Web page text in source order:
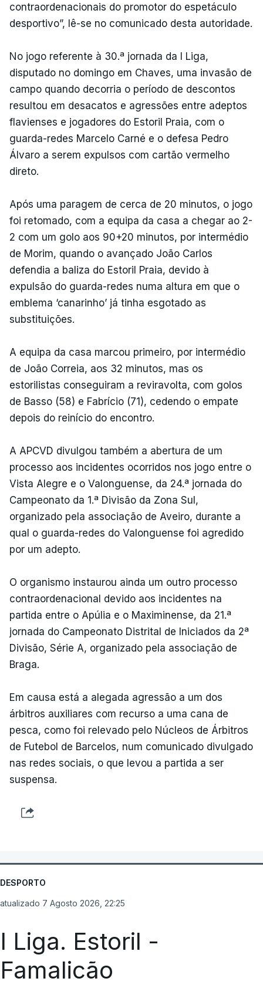
contraordenacionais do promotor do espetáculo
desportivo”, lê-se no comunicado desta autoridade.
No jogo referente à 30.ª jornada da I Liga,
disputado no domingo em Chaves, uma invasão de
campo quando decorria o período de descontos
resultou em desacatos e agressões entre adeptos
flavienses e jogadores do Estoril Praia, com o
guarda-redes Marcelo Carné e o defesa Pedro
Álvaro a serem expulsos com cartão vermelho
direto.
Após uma paragem de cerca de 20 minutos, o jogo
foi retomado, com a equipa da casa a chegar ao 2-
2 com um golo aos 90+20 minutos, por intermédio
de Morim, quando o avançado João Carlos
defendia a baliza do Estoril Praia, devido à
expulsão do guarda-redes numa altura em que o
emblema ‘canarinho’ já tinha esgotado as
substituições.
A equipa da casa marcou primeiro, por intermédio
de João Correia, aos 32 minutos, mas os
estorilistas conseguiram a reviravolta, com golos
de Basso (58) e Fabrício (71), cedendo o empate
depois do reinício do encontro.
A APCVD divulgou também a abertura de um
processo aos incidentes ocorridos nos jogo entre o
Vista Alegre e o Valonguense, da 24.ª jornada do
Campeonato da 1.ª Divisão da Zona Sul,
organizado pela associação de Aveiro, durante a
qual o guarda-redes do Valonguense foi agredido
por um adepto.
O organismo instaurou ainda um outro processo
contraordenacional devido aos incidentes na
partida entre o Apúlia e o Maximinense, da 21.ª
jornada do Campeonato Distrital de Iniciados da 2ª
Divisão, Série A, organizado pela associação de
Braga.
Em causa está a alegada agressão a um dos
árbitros auxiliares com recurso a uma cana de
pesca, como foi relevado pelo Núcleos de Árbitros
de Futebol de Barcelos, num comunicado divulgado
nas redes sociais, o que levou a partida a ser
suspensa.
DESPORTO
atualizado 7 Agosto 2026, 22:25
I Liga. Estoril -
Famalicão